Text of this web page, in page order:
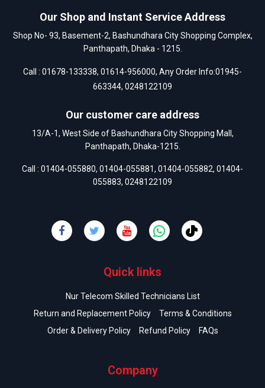
Our Shop and Instant Service Address
Shop No- 93, Basement-2, Bashundhara City Shopping Complex,
Panthapath, Dhaka - 1215.
Call : 01678-133338, 01614-956000, Any Order Info:01945-
663344, 0248122109
Our customer care address
13/A-1, West Side of Bashundhara City Shopping Mall,
Panthapath, Dhaka-1215.
Call : 01404-055880, 01404-055881, 01404-055882, 01404-
055883, 0248122109
Quick links
Nur Telecom Skilled Technicians List
Return and Replacement Policy
Terms & Conditions
Order & Delivery Policy
Refund Policy FAQs
Company